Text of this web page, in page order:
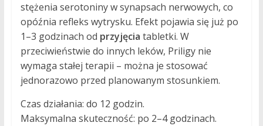
stężenia serotoniny w synapsach nerwowych, co
opóźnia refleks wytrysku. Efekt pojawia się już po
1–3 godzinach od przyjęcia tabletki. W
przeciwieństwie do innych leków, Priligy nie
wymaga stałej terapii – można je stosować
jednorazowo przed planowanym stosunkiem.
Czas działania: do 12 godzin.
Maksymalna skuteczność: po 2–4 godzinach.